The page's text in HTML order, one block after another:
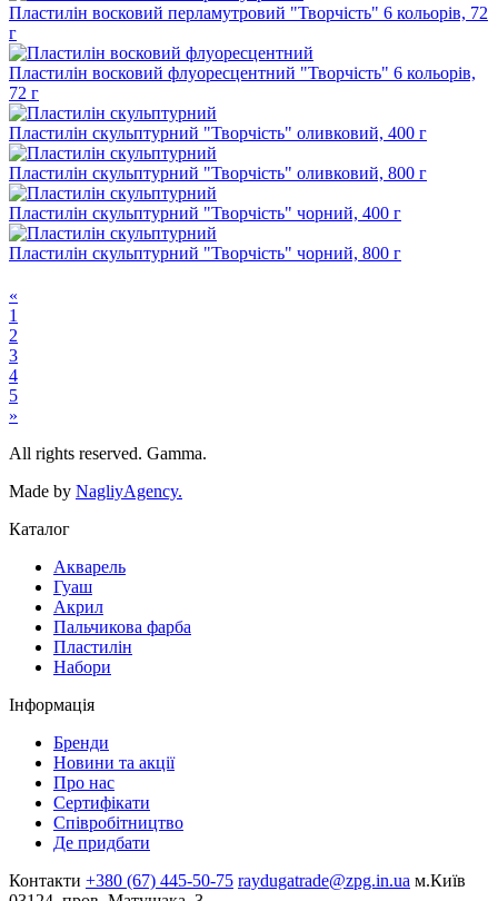
Пластилін восковий перламутровий "Творчість" 6 кольорів, 72
г
Пластилін восковий флуоресцентний "Творчість" 6 кольорів,
72 г
Пластилін скульптурний "Творчість" оливковий, 400 г
Пластилін скульптурний "Творчість" оливковий, 800 г
Пластилін скульптурний "Творчість" чорний, 400 г
Пластилін скульптурний "Творчість" чорний, 800 г
«
1
2
3
4
5
»
All rights reserved. Gamma.
Made by NagliyAgency.
Каталог
Акварель
Гуаш
Акрил
Пальчикова фарба
Пластилін
Набори
Інформація
Бренди
Новини та акції
Про нас
Сертифікати
Співробітництво
Де придбати
Контакти +380 (67) 445-50-75 raydugatrade@zpg.in.ua м.Київ